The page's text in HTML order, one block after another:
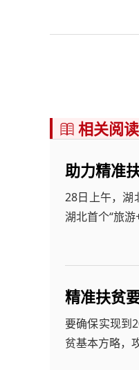
 相关阅读
助力精准
28日上午，湖
湖北首个“旅游
精准扶贫
要确保实现到
贫基本方略，